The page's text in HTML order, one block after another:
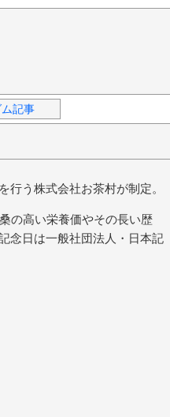
記事
行う株式会社お茶村が制定。
の高い栄養価やその長い歴
念日は一般社団法人・日本記